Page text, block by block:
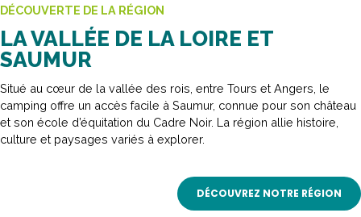
DÉCOUVERTE DE LA RÉGION
LA VALLÉE DE LA LOIRE ET
SAUMUR
Situé au cœur de la vallée des rois, entre Tours et Angers, le
camping offre un accès facile à Saumur, connue pour son château
et son école d’équitation du Cadre Noir. La région allie histoire,
culture et paysages variés à explorer.
DÉCOUVREZ NOTRE RÉGION